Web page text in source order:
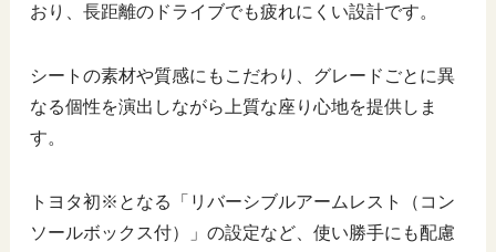
おり、長距離のドライブでも疲れにくい設計です。
シートの素材や質感にもこだわり、グレードごとに異
なる個性を演出しながら上質な座り心地を提供しま
す。
トヨタ初※となる「リバーシブルアームレスト（コン
ソールボックス付）」の設定など、使い勝手にも配慮